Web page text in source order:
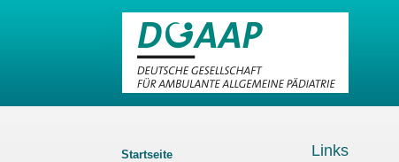
Startseite
Links